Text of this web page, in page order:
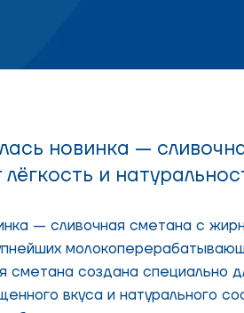
новинка —
и
— сливочная сметана с
сметана создана специально
вкуса и натурального